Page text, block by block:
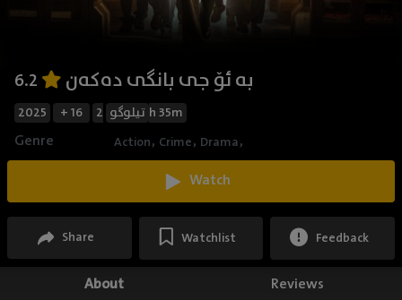
بە ئۆ جی بانگی دەکەن
2025 + 16 تیلوگو 2h 35m
Genre Action, Crime, Drama,
Watch
Share Watchlist Feedback
About Reviews